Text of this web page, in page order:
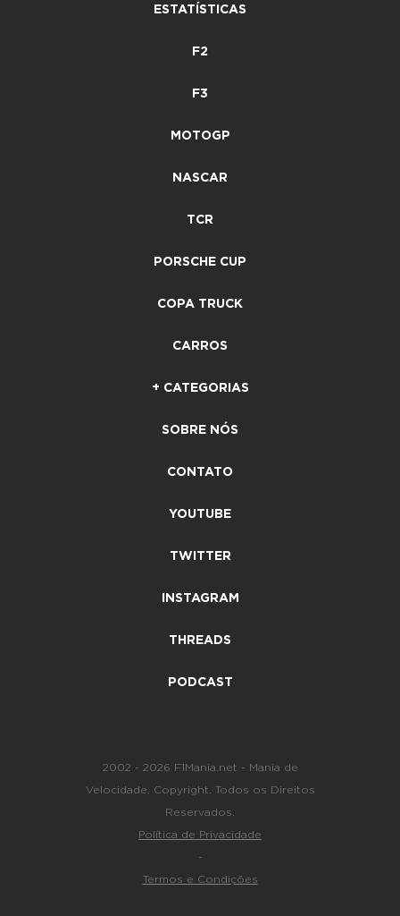
ESTATÍSTICAS
F2
F3
MOTOGP
NASCAR
TCR
PORSCHE CUP
COPA TRUCK
CARROS
+ CATEGORIAS
SOBRE NÓS
CONTATO
YOUTUBE
TWITTER
INSTAGRAM
THREADS
PODCAST
2002 - 2026 F1Mania.net - Mania de
Velocidade. Copyright. Todos os Direitos
Reservados.
Política de Privacidade
-
Termos e Condições